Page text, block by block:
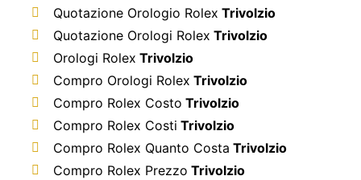
Quotazione Orologio Rolex Trivolzio
Quotazione Orologi Rolex Trivolzio
Orologi Rolex Trivolzio
Compro Orologi Rolex Trivolzio
Compro Rolex Costo Trivolzio
Compro Rolex Costi Trivolzio
Compro Rolex Quanto Costa Trivolzio
Compro Rolex Prezzo Trivolzio